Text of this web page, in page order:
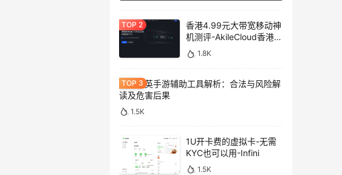
香港4.99元大带宽移动神
机测评-AkileCloud香港大
带宽服务器测评
1.8K
和平精英手游辅助工具解析：合法与风险解
读及危害后果
1.5K
1U开卡费的虚拟卡-无需
KYC也可以用-Infini
1.5K